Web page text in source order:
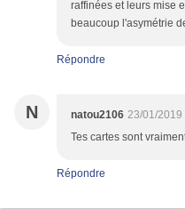
raffinées et leurs mise
beaucoup l'asymétrie
Répondre
N natou2106 23/01/2019
Tes cartes sont
Répondre